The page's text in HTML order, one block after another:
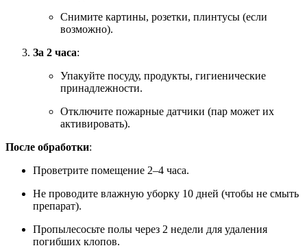
Снимите картины, розетки, плинтусы (если
возможно).
За 2 часа:
Упакуйте посуду, продукты, гигиенические
принадлежности.
Отключите пожарные датчики (пар может их
активировать).
После обработки:
Проветрите помещение 2–4 часа.
Не проводите влажную уборку 10 дней (чтобы не смыть
препарат).
Пропылесосьте полы через 2 недели для удаления
погибших клопов.